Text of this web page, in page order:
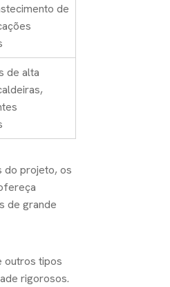
de
de alta
do projeto, os
de grande
outros tipos
rigorosos.